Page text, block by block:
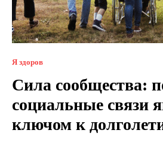
Я здоров
Сила сообщества:
социальные связи
ключом к